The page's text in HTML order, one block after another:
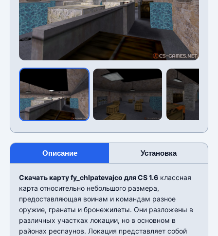
Описание Установка
Скачать карту fy_chlpatevajco для CS 1.6 классная
карта относительно небольшого размера,
предоставляющая воинам и командам разное
оружие, гранаты и бронежилеты. Они разложены в
различных участках локации, но в основном в
районах респаунов. Локация представляет собой